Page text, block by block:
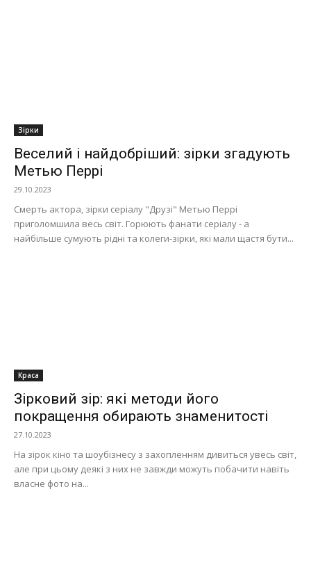
Зірки
Веселий і найдобріший: зірки згадують
Метью Перрі
29.10.2023
Смерть актора, зірки серіалу "Друзі" Метью Перрі
приголомшила весь світ. Горюють фанати серіалу - а
найбільше сумують рідні та колеги-зірки, які мали щастя бути...
Краса
Зірковий зір: які методи його
покращення обирають знаменитості
27.10.2023
На зірок кіно та шоубізнесу з захопленням дивиться увесь світ,
але при цьому деякі з них не завжди можуть побачити навіть
власне фото на...